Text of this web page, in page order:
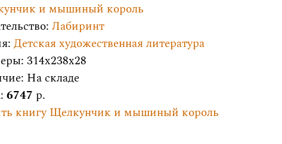
и мышиный король
Лабиринт
Детская художественная литература
314x238x28
На складе
6747 р.
книгу Щелкунчик и мышиный король